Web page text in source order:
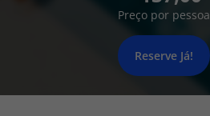
Preço por pessoa
Reserve Já!